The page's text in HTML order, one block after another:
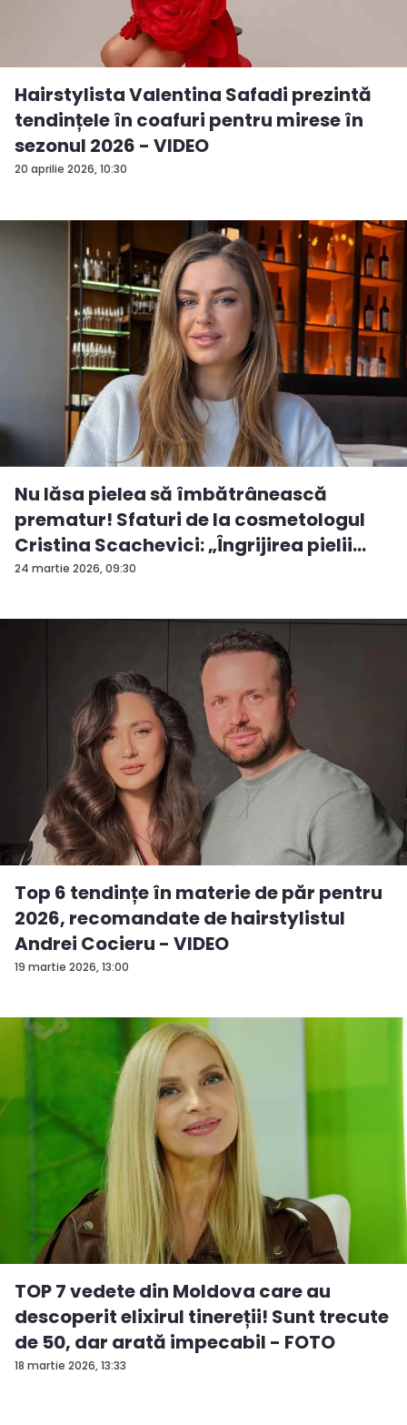
20 aprilie 2026, 10:30
Hairstylista Valentina Safadi prezintă
tendințele în coafuri pentru mirese în
sezonul 2026 - VIDEO
24 martie 2026, 09:30
Nu lăsa pielea să îmbătrânească
prematur! Sfaturi de la cosmetologul
Cristina Scachevici: „Îngrijirea pielii
est...
19 martie 2026, 13:00
Top 6 tendințe în materie de păr pentru
2026, recomandate de hairstylistul
Andrei Cocieru - VIDEO
18 martie 2026, 13:33
TOP 7 vedete din Moldova care au
descoperit elixirul tinereții! Sunt trecute
de 50, dar arată impecabil - FOTO